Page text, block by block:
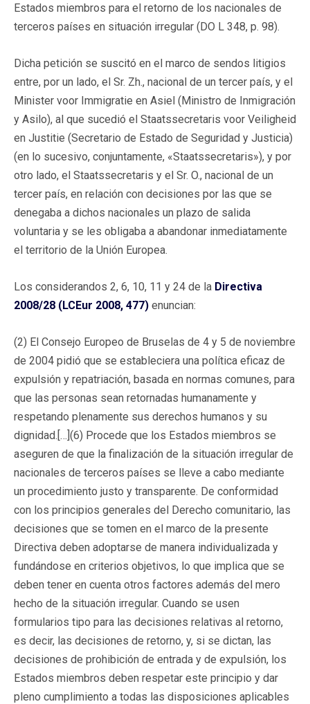
Estados miembros para el retorno de los nacionales de
terceros países en situación irregular (DO L 348, p. 98).
Dicha petición se suscitó en el marco de sendos litigios
entre, por un lado, el Sr. Zh., nacional de un tercer país, y el
Minister voor Immigratie en Asiel (Ministro de Inmigración
y Asilo), al que sucedió el Staatssecretaris voor Veiligheid
en Justitie (Secretario de Estado de Seguridad y Justicia)
(en lo sucesivo, conjuntamente, «Staatssecretaris»), y por
otro lado, el Staatssecretaris y el Sr. O., nacional de un
tercer país, en relación con decisiones por las que se
denegaba a dichos nacionales un plazo de salida
voluntaria y se les obligaba a abandonar inmediatamente
el territorio de la Unión Europea.
Los considerandos 2, 6, 10, 11 y 24 de la Directiva
2008/28 (LCEur 2008, 477) enuncian:
(2) El Consejo Europeo de Bruselas de 4 y 5 de noviembre
de 2004 pidió que se estableciera una política eficaz de
expulsión y repatriación, basada en normas comunes, para
que las personas sean retornadas humanamente y
respetando plenamente sus derechos humanos y su
dignidad.[…](6) Procede que los Estados miembros se
aseguren de que la finalización de la situación irregular de
nacionales de terceros países se lleve a cabo mediante
un procedimiento justo y transparente. De conformidad
con los principios generales del Derecho comunitario, las
decisiones que se tomen en el marco de la presente
Directiva deben adoptarse de manera individualizada y
fundándose en criterios objetivos, lo que implica que se
deben tener en cuenta otros factores además del mero
hecho de la situación irregular. Cuando se usen
formularios tipo para las decisiones relativas al retorno,
es decir, las decisiones de retorno, y, si se dictan, las
decisiones de prohibición de entrada y de expulsión, los
Estados miembros deben respetar este principio y dar
pleno cumplimiento a todas las disposiciones aplicables